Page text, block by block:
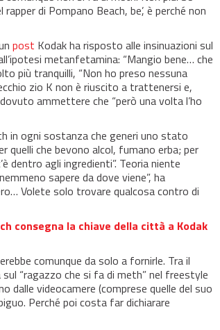
di Pompano Beach, be’, è perché non
post Kodak ha risposto alle insinuazioni sul
metanfetamina: “Mangio bene… che
più tranquilli, “Non ho preso nessuna
zio K non è riuscito a trattenersi e,
ammettere che “però una volta l’ho
in ogni sostanza che generi uno stato
quelli che bevono alcol, fumano erba; per
dentro agli ingredienti”. Teoria niente
sapere da dove viene”, ha
Volete solo trovare qualcosa contro di
consegna la chiave della città a Kodak
comunque da solo a fornirle. Tra il
sul “ragazzo che si fa di meth” nel freestyle
dalle videocamere (comprese quelle del suo
Perché poi costa far dichiarare